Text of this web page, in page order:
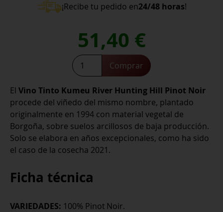
¡Recibe tu pedido en24/48 horas!
51,40 €
Hunting
Hill
Noir
2021
cantidad
Comprar
El Vino Tinto Kumeu River Hunting Hill Pinot Noir
procede del viñedo del mismo nombre, plantado
originalmente en 1994 con material vegetal de
Borgoña, sobre suelos arcillosos de baja producción.
Solo se elabora en años excepcionales, como ha sido
el caso de la cosecha 2021.
Ficha técnica
VARIEDADES: 100% Pinot Noir.